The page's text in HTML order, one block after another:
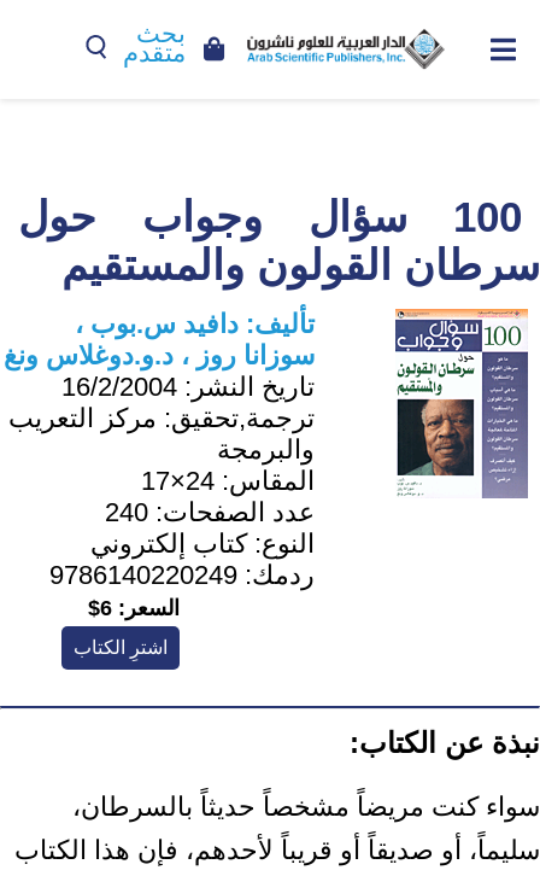
بحث
متقدم
100 سؤال وجواب حول
سرطان القولون والمستقيم
تأليف: دافيد س.بوب ،
سوزانا روز ، د.و.دوغلاس ونغ
تاريخ النشر: 16/2/2004
ترجمة,تحقيق: مركز التعريب
والبرمجة
المقاس: 24×17
عدد الصفحات: 240
النوع:كتاب إلكتروني
ردمك: 9786140220249
السعر: 6$
اشترِ الكتاب
نبذة عن الكتاب:
سواء كنت مريضاً مشخصاً حديثاً بالسرطان،
سليماً، أو صديقاً أو قريباً لأحدهم، فإن هذا الكتاب